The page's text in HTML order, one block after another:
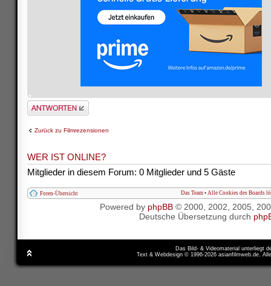
Antwort schreiben
Zurück zu Filmrezensionen
WER IST ONLINE?
Mitglieder in diesem Forum: 0 Mitglieder und 5 Gäste
Foren-Übersicht Das Team • Alle Cookies des Boards
Powered by phpBB© 2000, 2002, 2005,
Deutsche Übersetzung durch
Das Bild- & Videomaterial unterliegt
Text & Webdesign © 1996-2026 asianfilmweb.de.